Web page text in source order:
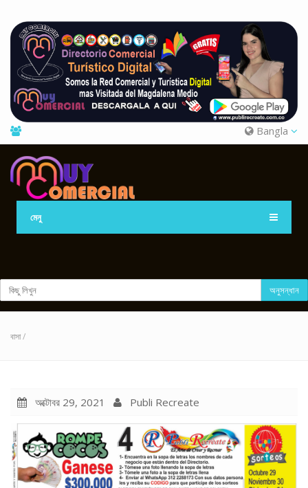
Bangla
মেনু
অনুসন্ধান
বাসা/
অক্টোবর 29, 2021 Publi Recreate